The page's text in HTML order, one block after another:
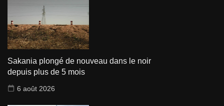
Sakania plongé de nouveau dans le noir
depuis plus de 5 mois
6 août 2026